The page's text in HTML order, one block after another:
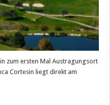
zum ersten Mal Austragungsort
Cortesin liegt direkt am